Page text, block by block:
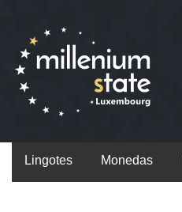
Lingotes Monedas